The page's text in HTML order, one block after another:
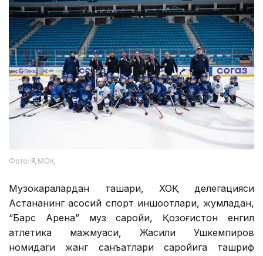
Фото: ҚР МОҚ
Музокаралардан ташқари, ХОҚ делегацияси
Астананинг асосий спорт иншоотлари, жумладан,
“Барс Арена” муз саройи, Қозоғистон енгил
атлетика мажмуаси, Жақсилиқ Ушкемпиров
номидаги жанг санъатлари саройига ташриф